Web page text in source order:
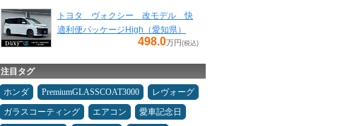
トヨタ ヴォクシー 改モデル 快
適利便パッケージHigh（愛知県）
498.0万円(税込)
注目タグ
ホンダ PremiumGLASSCOAT3000
レヴォーグ
ガラスコーティング
エアコン
愛車記念日